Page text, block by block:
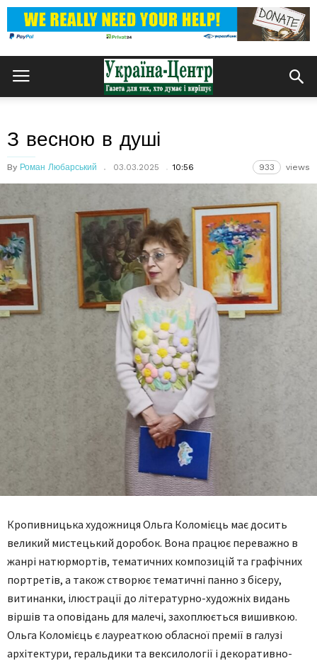
З весною в душі
By Роман Любарський 03.03.2025 10:56 933 views
Кропивницька художниця Ольга Коломієць має досить
великий мистецький доробок. Вона працює переважно в
жанрі натюрмортів, тематичних композицій та графічних
портретів, а також створює тематичні панно з бісеру,
витинанки, ілюстрації до літературно-художніх видань
віршів та оповідань для малечі, захоплюється вишивкою.
Ольга Коломієць є лауреаткою обласної премії в галузі
архітектури, геральдики та вексилології і декоративно-